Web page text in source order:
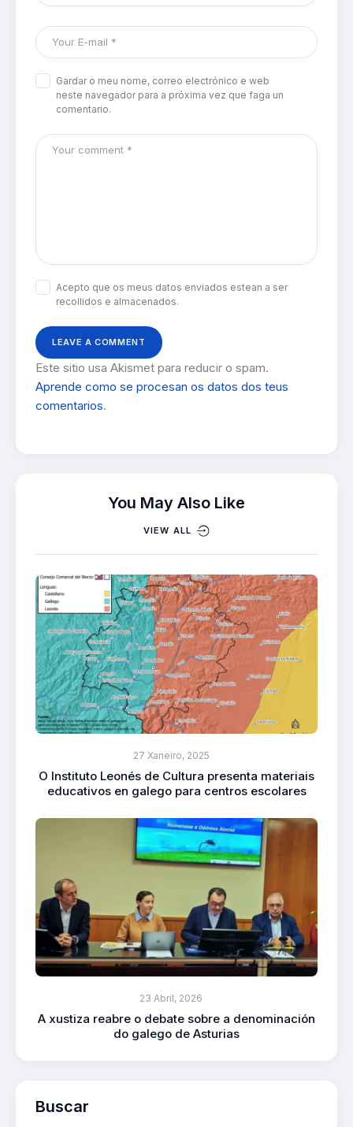
Gardar o meu nome, correo electrónico e web
neste navegador para a próxima vez que faga un
comentario.
Acepto que os meus datos enviados estean a ser
recollidos e almacenados.
Este sitio usa Akismet para reducir o spam.
Aprende como se procesan os datos dos teus
comentarios.
You May Also Like
VIEW ALL
27 Xaneiro, 2025
O Instituto Leonés de Cultura presenta materiais
educativos en galego para centros escolares
23 Abril, 2026
A xustiza reabre o debate sobre a denominación
do galego de Asturias
Buscar